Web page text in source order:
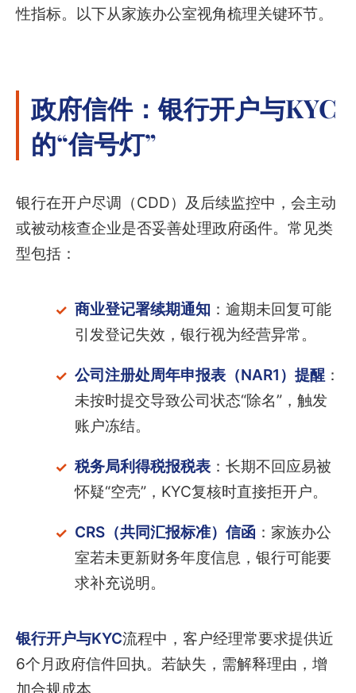
性指标。以下从家族办公室视角梳理关键环节。
政府信件：银行开户与KYC
的“信号灯”
银行在开户尽调（CDD）及后续监控中，会主动
或被动核查企业是否妥善处理政府函件。常见类
型包括：
商业登记署续期通知 ：逾期未回复可能
引发登记失效，银行视为经营异常。
公司注册处周年申报表（NAR1）提醒：
未按时提交导致公司状态“除名”，触发
账户冻结。
税务局利得税报税表：长期不回应易被
怀疑“空壳”，KYC复核时直接拒开户。
CRS（共同汇报标准）信函 ：家族办公
室若未更新财务年度信息，银行可能要
求补充说明。
银行开户与KYC流程中，客户经理常要求提供近
6个月政府信件回执。若缺失，需解释理由，增